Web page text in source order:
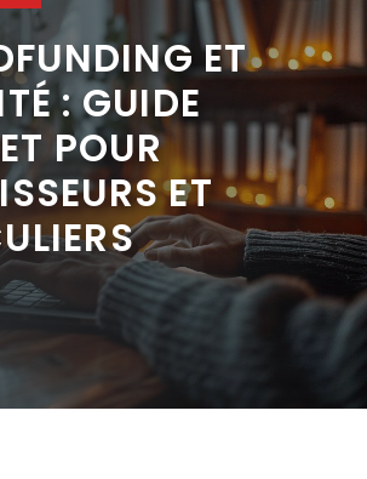
ET
: GUIDE
POUR
ET